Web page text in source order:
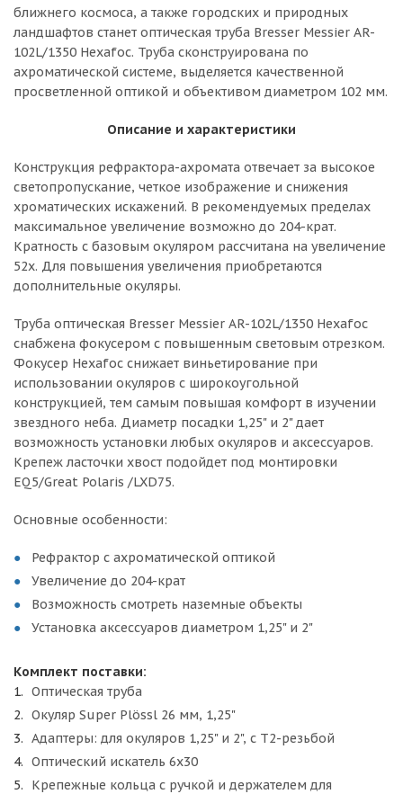
ближнего космоса, а также городских и природных
ландшафтов станет оптическая труба Bresser Messier AR-
102L/1350 Hexafoc. Труба сконструирована по
ахроматической системе, выделяется качественной
просветленной оптикой и объективом диаметром 102 мм.
Описание и характеристики
Конструкция рефрактора-ахромата отвечает за высокое
светопропускание, четкое изображение и снижения
хроматических искажений. В рекомендуемых пределах
максимальное увеличение возможно до 204-крат.
Кратность с базовым окуляром рассчитана на увеличение
52x. Для повышения увеличения приобретаются
дополнительные окуляры.
Труба оптическая Bresser Messier AR-102L/1350 Hexafoc
снабжена фокусером с повышенным световым отрезком.
Фокусер Hexafoc снижает виньетирование при
использовании окуляров с широкоугольной
конструкцией, тем самым повышая комфорт в изучении
звездного неба. Диаметр посадки 1,25" и 2" дает
возможность установки любых окуляров и аксессуаров.
Крепеж ласточки хвост подойдет под монтировки
EQ5/Great Polaris /LXD75.
Основные особенности:
Рефрактор с ахроматической оптикой
Увеличение до 204-крат
Возможность смотреть наземные объекты
Установка аксессуаров диаметром 1,25" и 2"
Комплект поставки:
Оптическая труба
Окуляр Super Plössl 26 мм, 1,25"
Адаптеры: для окуляров 1,25" и 2", с T2-резьбой
Оптический искатель 6х30
Крепежные кольца с ручкой и держателем для